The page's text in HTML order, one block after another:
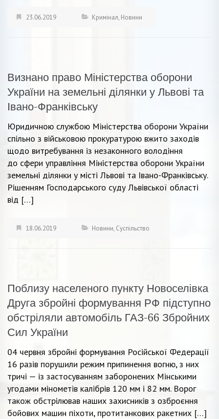
23.06.2019 Кримінал, Новини
Визнано право Міністерства оборони
України на земельні ділянки у Львові та
Івано-Франківську
Юридичною службою Міністерства оборони України
спільно з військовою прокуратурою вжито заходів
щодо витребування із незаконного володіння
до сфери управління Міністерства оборони України
земельні ділянки у місті Львові та Івано-Франківську.
Рішенням Господарського суду Львівської області
від […]
18.06.2019 Новини, Суспільство
Поблизу населеного пункту Новоселівка
Друга збройні формування РФ підступно
обстріляли автомобіль ГАЗ-66 Збройних
Сил України
04 червня збройні формування Російської Федерації
16 разів порушили режим припинення вогню, з них
тричі — із застосуванням заборонених Мінськими
угодами мінометів калібрів 120 мм і 82 мм. Ворог
також обстрілював наших захисників з озброєння
бойових машин піхоти, протитанкових ракетних […]